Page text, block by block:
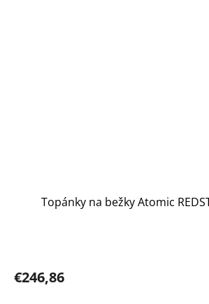
Topánky na bežky Atomic
€246,86